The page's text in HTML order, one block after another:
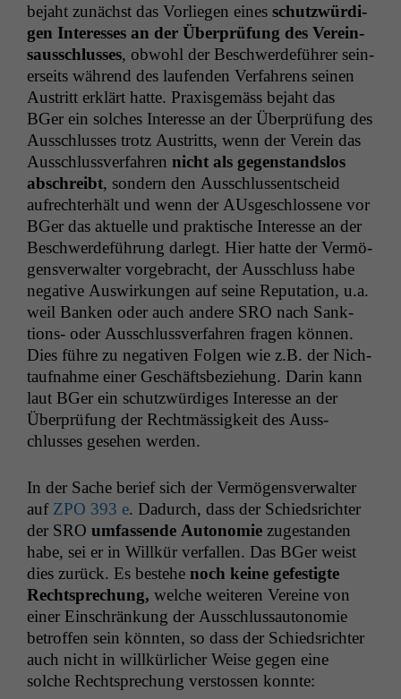
bejaht zunächst das Vor­liegen eines schutzwürdi­
gen Inter­ess­es an der Über­prü­fung des Vere­in­
sauss­chlusses, obwohl der Beschw­erde­führer sein­
er­seits während des laufend­en Ver­fahrens seinen
Aus­tritt erk­lärt hat­te. Prax­is­gemäss bejaht das
BGer ein solch­es Inter­esse an der Über­prü­fung des
Auss­chlusses trotz Aus­tritts, wenn der Vere­in das
Auss­chlussver­fahren nicht als gegen­stand­s­los
abschreibt, son­dern den Auss­chlussentscheid
aufrechter­hält und wenn der AUs­geschlossene vor
BGer das aktuelle und prak­tis­che Inter­esse an der
Beschw­erde­führung dar­legt. Hier hat­te der Ver­mö­
gensver­wal­ter vorge­bracht, der Auss­chluss habe
neg­a­tive Auswirkun­gen auf seine Rep­u­ta­tion, u.a.
weil Banken oder auch andere SRO nach Sank­
tions- oder Auss­chlussver­fahren fra­gen kön­nen.
Dies führe zu neg­a­tiv­en Fol­gen wie z.B. der Nich­
tauf­nahme ein­er Geschäfts­beziehung. Darin kann
laut BGer ein schutzwürdi­ges Inter­esse an der
Über­prü­fung der Recht­mäs­sigkeit des Auss­
chlusses gese­hen werden.
In der Sache berief sich der Ver­mö­gensver­wal­ter
auf ZPO 393 e. Dadurch, dass der Schied­srichter
der SRO umfassende Autonomie zuge­s­tanden
habe, sei er in Willkür ver­fall­en. Das BGer weist
dies zurück. Es beste­he noch keine gefes­tigte
Recht­sprechung, welche weit­eren Vere­ine von
ein­er Ein­schränkung der Auss­chlus­sau­tonomie
betrof­fen sein kön­nten, so dass der Schied­srichter
auch nicht in willkür­lich­er Weise gegen eine
solche Recht­sprechung ver­stossen konnte: